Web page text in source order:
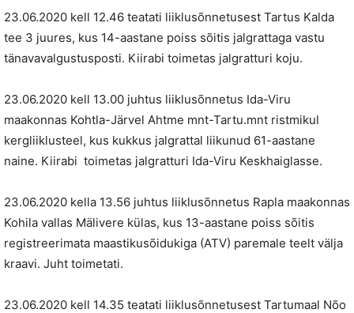
23.06.2020 kell 12.46 teatati liiklusõnnetusest Tartus Kalda
tee 3 juures, kus 14-aastane poiss sõitis jalgrattaga vastu
tänavavalgustusposti. Kiirabi toimetas jalgratturi koju.
23.06.2020 kell 13.00 juhtus liiklusõnnetus Ida-Viru
maakonnas Kohtla-Järvel Ahtme mnt-Tartu.mnt ristmikul
kergliiklusteel, kus kukkus jalgrattal liikunud 61-aastane
naine. Kiirabi toimetas jalgratturi Ida-Viru Keskhaiglasse.
23.06.2020 kella 13.56 juhtus liiklusõnnetus Rapla maakonnas
Kohila vallas Mälivere külas, kus 13-aastane poiss sõitis
registreerimata maastikusõidukiga (ATV) paremale teelt välja
kraavi. Juht toimetati.
23.06.2020 kell 14.35 teatati liiklusõnnetusest Tartumaal Nõo